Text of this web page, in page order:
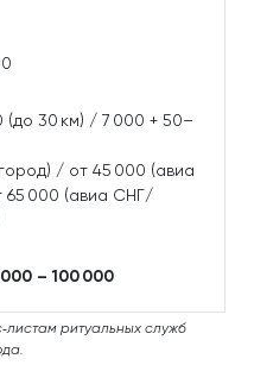
(до 30 км) / 7 000 + 50–
/ от 45 000 (авиа
65 000 (авиа СНГ/
– 100 000
ритуальных служб